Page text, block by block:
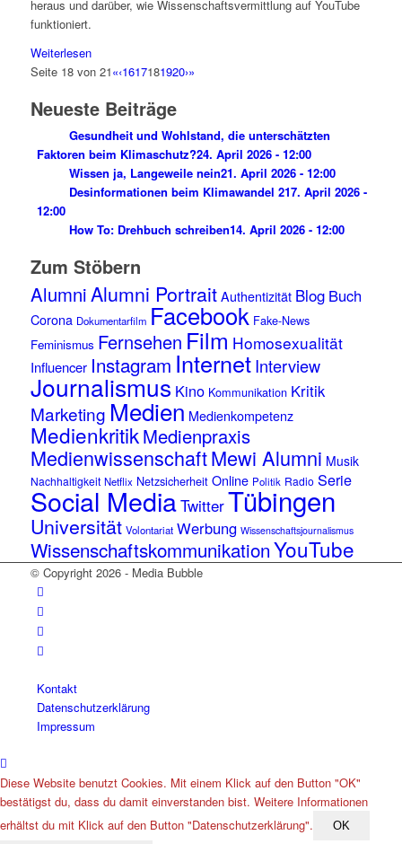
heraus und darüber, wie Wissenschaftsvermittlung auf YouTube
funktioniert.
Weiterlesen
Seite 18 von 21«‹1617181920›»
Neueste Beiträge
Gesundheit und Wohlstand, die unterschätzten
Faktoren beim Klimaschutz?24. April 2026 - 12:00
Wissen ja, Langeweile nein21. April 2026 - 12:00
Desinformationen beim Klimawandel 217. April 2026 -
12:00
How To: Drehbuch schreiben14. April 2026 - 12:00
Zum Stöbern
AlumniAlumni Portrait Authentizität Blog Buch
Corona Dokumentarfilm Facebook Fake-News
Feminismus Fernsehen Film Homosexualität
Influencer Instagram Internet Interview
Journalismus Kino Kommunikation Kritik
Marketing Medien Medienkompetenz
MedienkritikMedienpraxis
MedienwissenschaftMewi Alumni Musik
Nachhaltigkeit Netflix Netzsicherheit Online Politik Radio Serie
Social MediaTwitterTübingen
Universität Volontariat Werbung Wissenschaftsjournalismus
WissenschaftskommunikationYouTube
© Copyright 2026 - Media Bubble
Kontakt
Datenschutzerklärung
Impressum
Diese Website benutzt Cookies. Mit einem Klick auf den Button "OK"
bestätigst du, dass du damit einverstanden bist. Weitere Informationen
erhältst du mit Klick auf den Button "Datenschutzerklärung".
OK